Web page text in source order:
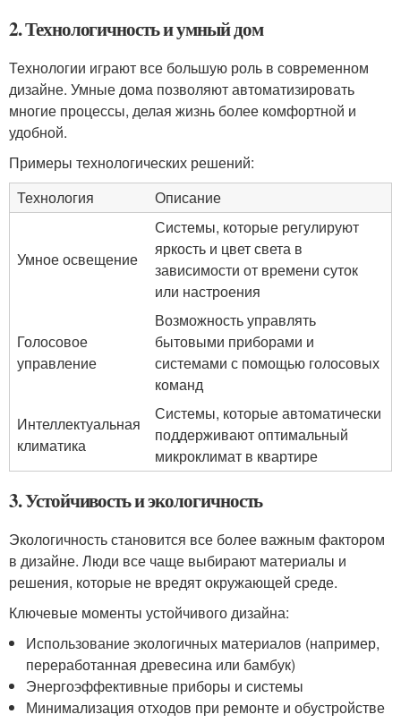
2. Технологичность и умный дом
Технологии играют все большую роль в современном
дизайне. Умные дома позволяют автоматизировать
многие процессы, делая жизнь более комфортной и
удобной.
Примеры технологических решений:
Технология
Описание
Умное освещение
Системы, которые регулируют
яркость и цвет света в
зависимости от времени суток
или настроения
Голосовое
управление
Возможность управлять
бытовыми приборами и
системами с помощью голосовых
команд
Интеллектуальная
климатика
Системы, которые автоматически
поддерживают оптимальный
микроклимат в квартире
3. Устойчивость и экологичность
Экологичность становится все более важным фактором
в дизайне. Люди все чаще выбирают материалы и
решения, которые не вредят окружающей среде.
Ключевые моменты устойчивого дизайна:
Использование экологичных материалов (например,
переработанная древесина или бамбук)
Энергоэффективные приборы и системы
Минимализация отходов при ремонте и обустройстве